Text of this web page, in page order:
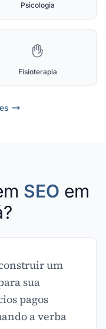
Psicologia
Fisioterapia
SEO em
um
sua
pagos
a verba